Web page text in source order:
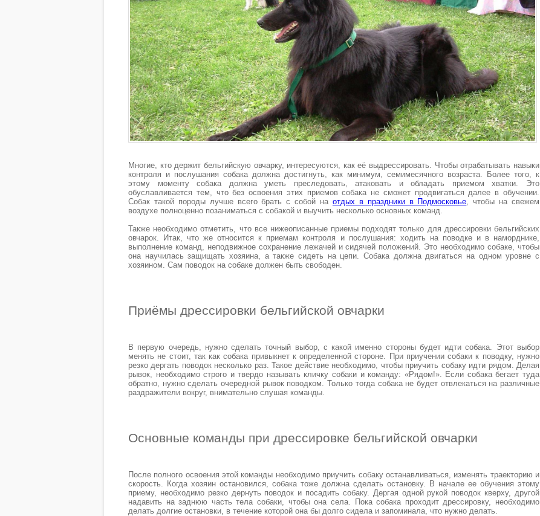
Многие, кто держит бельгийскую овчарку, интересуются, как её выдрессировать. Чтобы отрабатывать навыки
контроля и послушания собака должна достигнуть, как минимум, семимесячного возраста. Более того, к
этому моменту собака должна уметь преследовать, атаковать и обладать приемом хватки. Это
обуславливается тем, что без освоения этих приемов собака не сможет продвигаться далее в обучении.
Собак такой породы лучше всего брать с собой на отдых в праздники в Подмосковье, чтобы на свежем
воздухе полноценно позаниматься с собакой и выучить несколько основных команд.
Также необходимо отметить, что все нижеописанные приемы подходят только для дрессировки бельгийских
овчарок. Итак, что же относится к приемам контроля и послушания: ходить на поводке и в наморднике,
выполнение команд, неподвижное сохранение лежачей и сидячей положений. Это необходимо собаке, чтобы
она научилась защищать хозяина, а также сидеть на цепи. Собака должна двигаться на одном уровне с
хозяином. Сам поводок на собаке должен быть свободен.
Приёмы дрессировки бельгийской овчарки
В первую очередь, нужно сделать точный выбор, с какой именно стороны будет идти собака. Этот выбор
менять не стоит, так как собака привыкнет к определенной стороне. При приучении собаки к поводку, нужно
резко дергать поводок несколько раз. Такое действие необходимо, чтобы приучить собаку идти рядом. Делая
рывок, необходимо строго и твердо называть кличку собаки и команду: «Рядом!». Если собака бегает туда
обратно, нужно сделать очередной рывок поводком. Только тогда собака не будет отвлекаться на различные
раздражители вокруг, внимательно слушая команды.
Основные команды при дрессировке бельгийской овчарки
После полного освоения этой команды необходимо приучить собаку останавливаться, изменять траекторию и
скорость. Когда хозяин остановился, собака тоже должна сделать остановку. В начале ее обучения этому
приему, необходимо резко дернуть поводок и посадить собаку. Дергая одной рукой поводок кверху, другой
надавить на заднюю часть тела собаки, чтобы она села. Пока собака проходит дрессировку, необходимо
делать долгие остановки, в течение которой она бы долго сидела и запоминала, что нужно делать.